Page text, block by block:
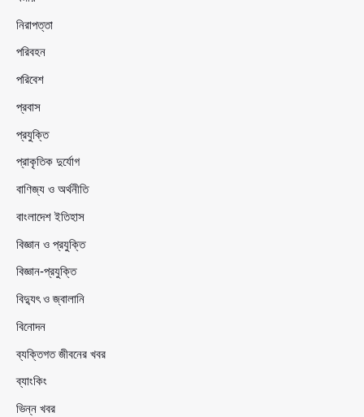
নিরাপত্তা
পরিবহন
পরিবেশ
প্রবাস
প্রযুক্তি
প্রাকৃতিক দুর্যোগ
বাণিজ্য ও অর্থনীতি
বাংলাদেশ ইতিহাস
বিজ্ঞান ও প্রযুক্তি
বিজ্ঞান-প্রযুক্তি
বিদ্যুৎ ও জ্বালানি
বিনোদন
ব্যক্তিগত জীবনের খবর
ব্যাংকিং
ভিন্ন খবর